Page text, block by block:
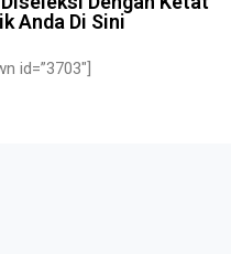
Anda Di Sini
id=”3703″]